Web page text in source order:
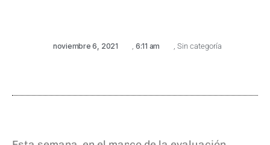
noviembre 6, 2021 6:11 am Sin categoría